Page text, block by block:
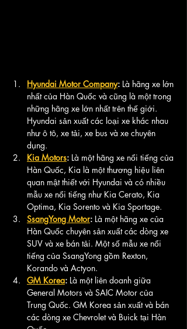
Hyundai Motor Company: Là hãng xe lớn
nhất của Hàn Quốc và cũng là một trong
những hãng xe lớn nhất trên thế giới.
Hyundai sản xuất các loại xe khác nhau
như ô tô, xe tải, xe bus và xe chuyên
dụng.
Kia Motors: Là một hãng xe nổi tiếng của
Hàn Quốc, Kia là một thương hiệu liên
quan mật thiết với Hyundai và có nhiều
mẫu xe nổi tiếng như Kia Cerato, Kia
Optima, Kia Sorento và Kia Sportage.
SsangYong Motor: Là một hãng xe của
Hàn Quốc chuyên sản xuất các dòng xe
SUV và xe bán tải. Một số mẫu xe nổi
tiếng của SsangYong gồm Rexton,
Korando và Actyon.
GM Korea: Là một liên doanh giữa
General Motors và SAIC Motor của
Trung Quốc. GM Korea sản xuất và bán
các dòng xe Chevrolet và Buick tại Hàn